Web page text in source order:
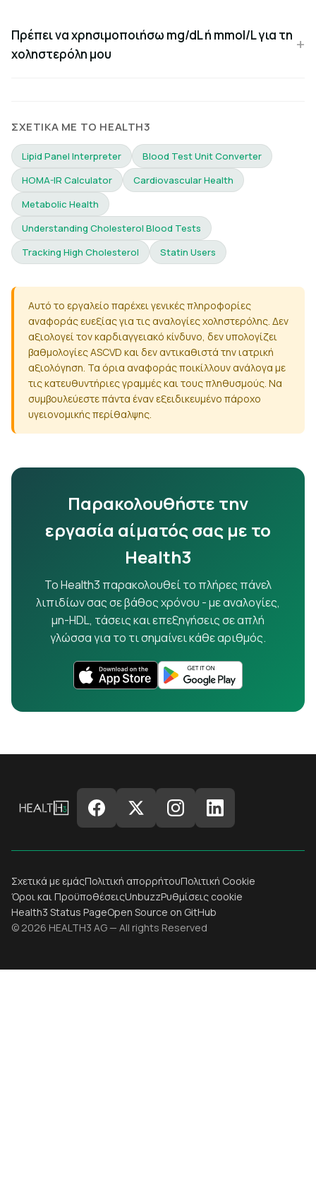
Πρέπει να χρησιμοποιήσω mg/dL ή mmol/L για τη
χοληστερόλη μου
ΣΧΕΤΙΚΆ ΜΕ ΤΟ HEALTH3
Lipid Panel Interpreter
Blood Test Unit Converter
HOMA-IR Calculator
Cardiovascular Health
Metabolic Health
Understanding Cholesterol Blood Tests
Tracking High Cholesterol
Statin Users
Αυτό το εργαλείο παρέχει γενικές πληροφορίες
αναφοράς ευεξίας για τις αναλογίες χοληστερόλης. Δεν
αξιολογεί τον καρδιαγγειακό κίνδυνο, δεν υπολογίζει
βαθμολογίες ASCVD και δεν αντικαθιστά την ιατρική
αξιολόγηση. Τα όρια αναφοράς ποικίλλουν ανάλογα με
τις κατευθυντήριες γραμμές και τους πληθυσμούς. Να
συμβουλεύεστε πάντα έναν εξειδικευμένο πάροχο
υγειονομικής περίθαλψης.
Παρακολουθήστε την
εργασία αίματός σας με το
Health3
Το Health3 παρακολουθεί το πλήρες πάνελ
λιπιδίων σας σε βάθος χρόνου - με αναλογίες,
μη-HDL, τάσεις και επεξηγήσεις σε απλή
γλώσσα για το τι σημαίνει κάθε αριθμός.
Σχετικά με εμάςΠολιτική απορρήτουΠολιτική Cookie
Όροι και ΠροϋποθέσειςUnbuzzΡυθμίσεις cookie
Health3 Status PageOpen Source on GitHub
© 2026 HEALTH3 AG — All rights Reserved